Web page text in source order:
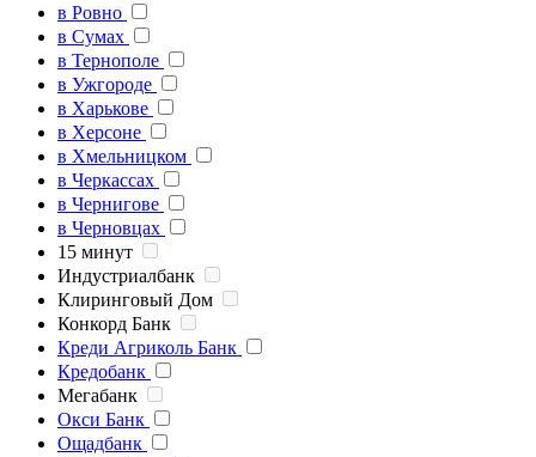
в Ровно
в Сумах
в Тернополе
в Ужгороде
в Харькове
в Херсоне
в Хмельницком
в Черкассах
в Чернигове
в Черновцах
15 минут
Индустриалбанк
Клиринговый Дом
Конкорд Банк
Креди Агриколь Банк
Кредобанк
Мегабанк
Окси Банк
Ощадбанк